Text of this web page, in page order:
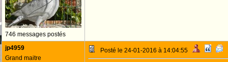
746 messages postés
jp4959
Grand maitre
Posté le 24-01-2016 à 14:04:55